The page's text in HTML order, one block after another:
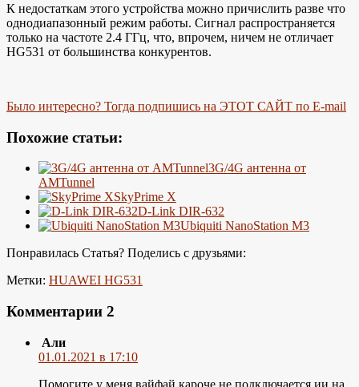
К недостаткам этого устройства можно причислить разве что
однодиапазонный режим работы. Сигнал распространяется
только на частоте 2.4 ГГц, что, впрочем, ничем не отличает
HG531 от большинства конкурентов.
Было интересно? Тогда подпишись на ЭТОТ САЙТ по E-mail
Похожие статьи:
3G/4G антенна от
AMTunnel
SkyPrime X
D-Link DIR-632
Ubiquiti NanoStation M3
Понравилась Статья? Поделись с друзьями:
Метки: HUAWEI HG531
Комментарии 2
Али
01.01.2021 в 17:10
Помогите у меня вайфай кароче не подключается ии на